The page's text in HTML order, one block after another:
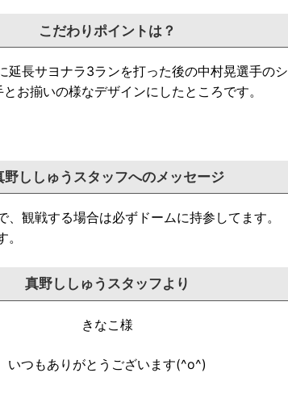
こだわりポイントは？
延長サヨナラ3ランを打った後の中村晃選手の
お揃いの様なデザインにしたところです。
野ししゅうスタッフへのメッセージ
観戦する場合は必ずドームに持参してます。
真野ししゅうスタッフより
きなこ様
いつもありがとうございます(^o^)